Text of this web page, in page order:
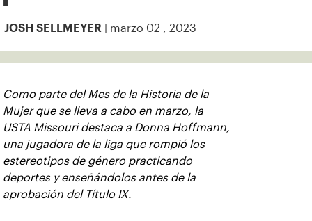
JOSH SELLMEYER | marzo 02 , 2023
Como parte del Mes de la Historia de la
Mujer que se lleva a cabo en marzo, la
USTA Missouri destaca a Donna Hoffmann,
una jugadora de la liga que rompió los
estereotipos de género practicando
deportes y enseñándolos antes de la
aprobación del Título IX.